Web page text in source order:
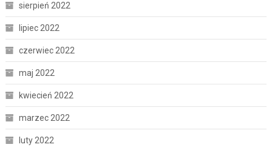
sierpień 2022
lipiec 2022
czerwiec 2022
maj 2022
kwiecień 2022
marzec 2022
luty 2022